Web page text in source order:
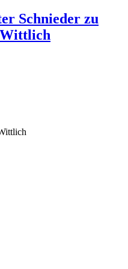
Schnieder zu
Wittlich